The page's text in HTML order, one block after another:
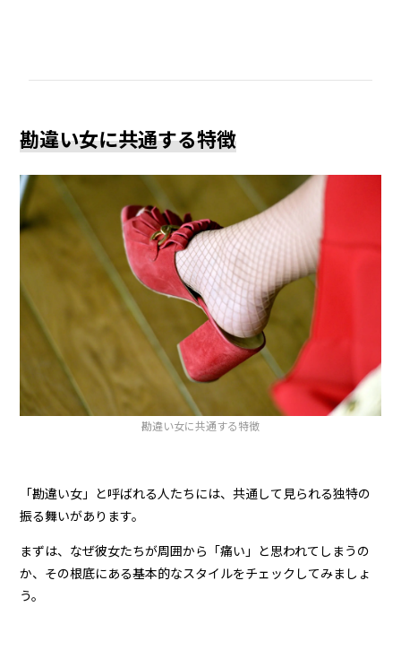
勘違い女に共通する特徴
勘違い女に共通する特徴
「勘違い女」と呼ばれる人たちには、共通して見られる独特の
振る舞いがあります。
まずは、なぜ彼女たちが周囲から「痛い」と思われてしまうの
か、その根底にある基本的なスタイルをチェックしてみましょ
う。